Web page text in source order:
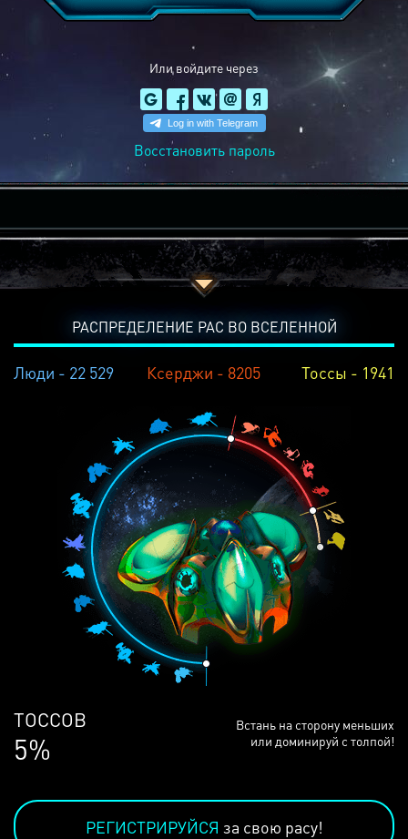
Или войдите через
Восстановить пароль
РАСПРЕДЕЛЕНИЕ РАС ВО ВСЕЛЕННОЙ
Люди - 22 529 Ксерджи - 8205 Тоссы - 1941
ЛЮДЕЙ
68%
Встань на сторону меньших
или доминируй с толпой!
РЕГИСТРИРУЙСЯ за свою расу!